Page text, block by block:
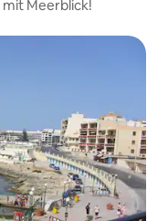
mit Meerblick!